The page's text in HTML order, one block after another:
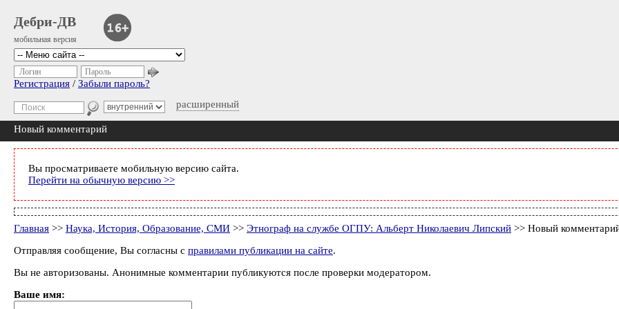
Дебри-ДВ
мобильная версия
расширенный
Логин Пароль
Регистрация / Забыли пароль?
Новый комментарий
Вы просматриваете мобильную версию сайта.
Перейти на обычную версию >>
Главная >> Наука, История, Образование, СМИ >> Этнограф на службе ОГПУ: Альберт Николаевич Липский >> Новый
Отправляя сообщение, Вы согласны с правилами публикации на сайте.
Вы не авторизованы. Анонимные комментарии публикуются после проверки модератором.
Ваше имя: